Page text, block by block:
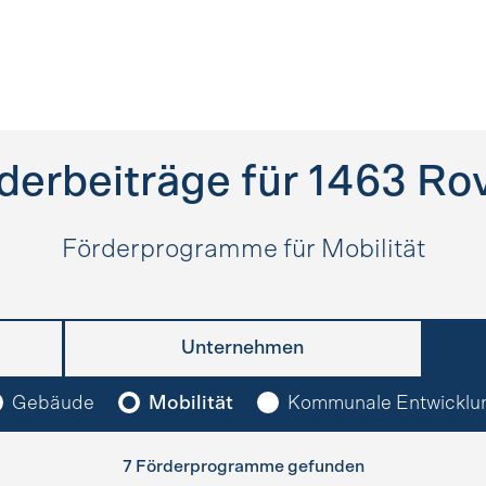
für 1463
Förderprogramme für Mobilität
Unternehmen
Gebäude Mobilität Kommunale
7 Förderprogramme gefunden